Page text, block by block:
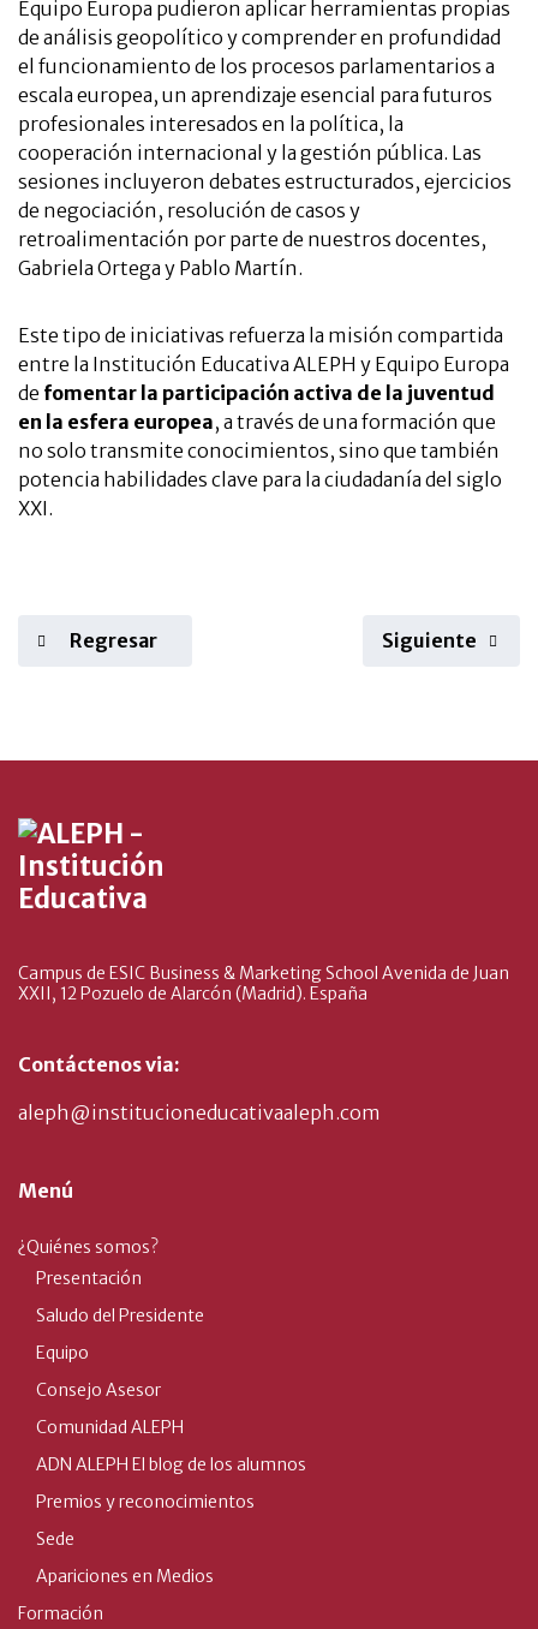
Equipo Europa pudieron aplicar herramientas propias
de análisis geopolítico y comprender en profundidad
el funcionamiento de los procesos parlamentarios a
escala europea, un aprendizaje esencial para futuros
profesionales interesados en la política, la
cooperación internacional y la gestión pública. Las
sesiones incluyeron debates estructurados, ejercicios
de negociación, resolución de casos y
retroalimentación por parte de nuestros docentes,
Gabriela Ortega y Pablo Martín.
Este tipo de iniciativas refuerza la misión compartida
entre la Institución Educativa ALEPH y Equipo Europa
de fomentar la participación activa de la juventud
en la esfera europea, a través de una formación que
no solo transmite conocimientos, sino que también
potencia habilidades clave para la ciudadanía del siglo
XXI.
Regresar Siguiente
Campus de ESIC Business & Marketing School Avenida de Juan
XXII, 12 Pozuelo de Alarcón (Madrid). España
Contáctenos via:
aleph@institucioneducativaaleph.com
Menú
¿Quiénes somos?
Presentación
Saludo del Presidente
Equipo
Consejo Asesor
Comunidad ALEPH
ADN ALEPH El blog de los alumnos
Premios y reconocimientos
Sede
Apariciones en Medios
Formación